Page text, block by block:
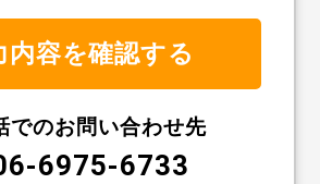
でのお問い合わせ先
6975-6733